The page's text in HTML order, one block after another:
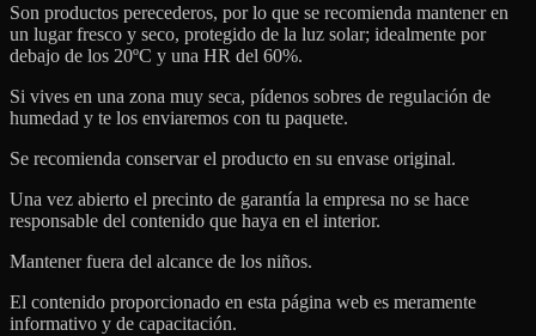
Son productos perecederos, por lo que se recomienda mantener en
un lugar fresco y seco, protegido de la luz solar; idealmente por
debajo de los 20ºC y una HR del 60%.
Si vives en una zona muy seca, pídenos sobres de regulación de
humedad y te los enviaremos con tu paquete.
Se recomienda conservar el producto en su envase original.
Una vez abierto el precinto de garantía la empresa no se hace
responsable del contenido que haya en el interior.
Mantener fuera del alcance de los niños.
El contenido proporcionado en esta página web es meramente
informativo y de capacitación.